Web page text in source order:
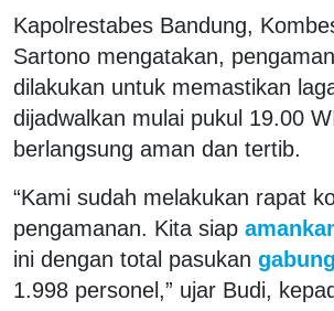
Kapolrestabes Bandung,
Sartono mengatakan,
dilakukan untuk memastikan
dijadwalkan mulai pukul 19.00
berlangsung aman dan tertib.
“Kami sudah melakukan rapat
pengamanan. Kita siap
ini dengan total pasukan
1.998 personel,” ujar Budi,